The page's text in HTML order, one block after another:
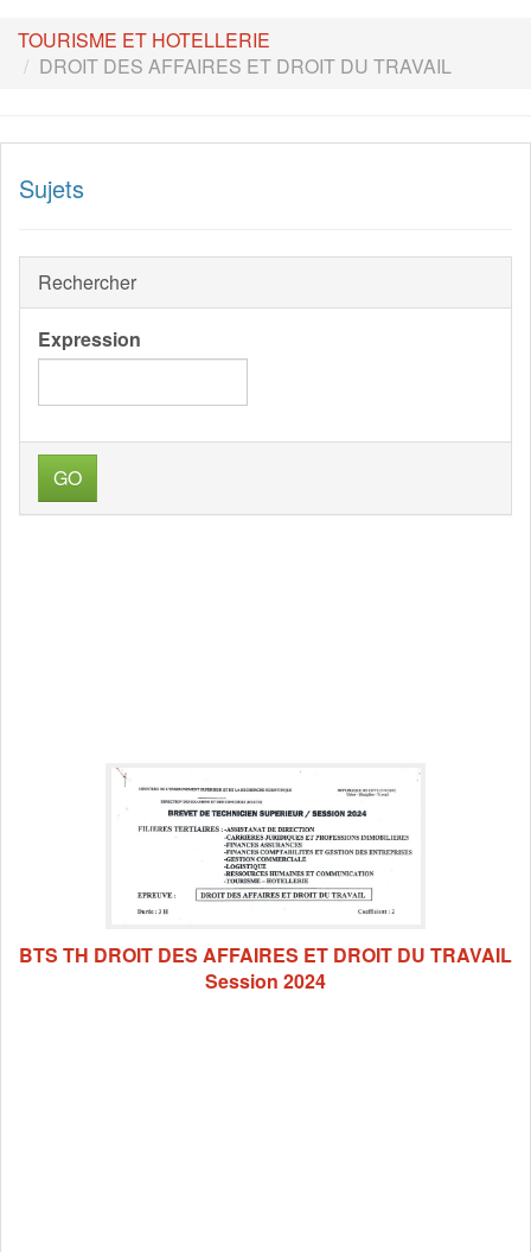
TOURISME ET HOTELLERIE
DROIT DES AFFAIRES ET DROIT DU TRAVAIL
Sujets
Rechercher
Expression
GO
BTS TH DROIT DES AFFAIRES ET DROIT DU TRAVAIL
Session 2024